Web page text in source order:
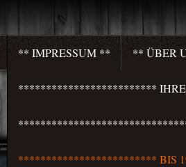
** IMPRESSUM ** ** ÜBER
************************* IHRE
*******************************
************************* BIS